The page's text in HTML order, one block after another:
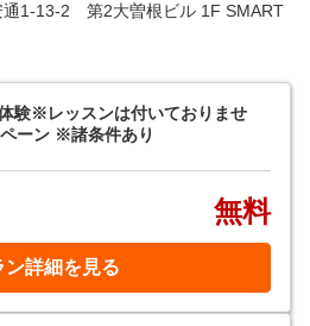
通1-13-2 第2大曽根ビル 1F SMART
験※レッスンは付いておりませ
ーン ※諸条件あり
無料
ン詳細を見る